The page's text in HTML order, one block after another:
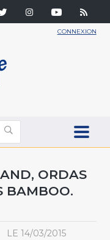
CONNEXION
ORDAS
BAMBOO.
LE 14/03/2015